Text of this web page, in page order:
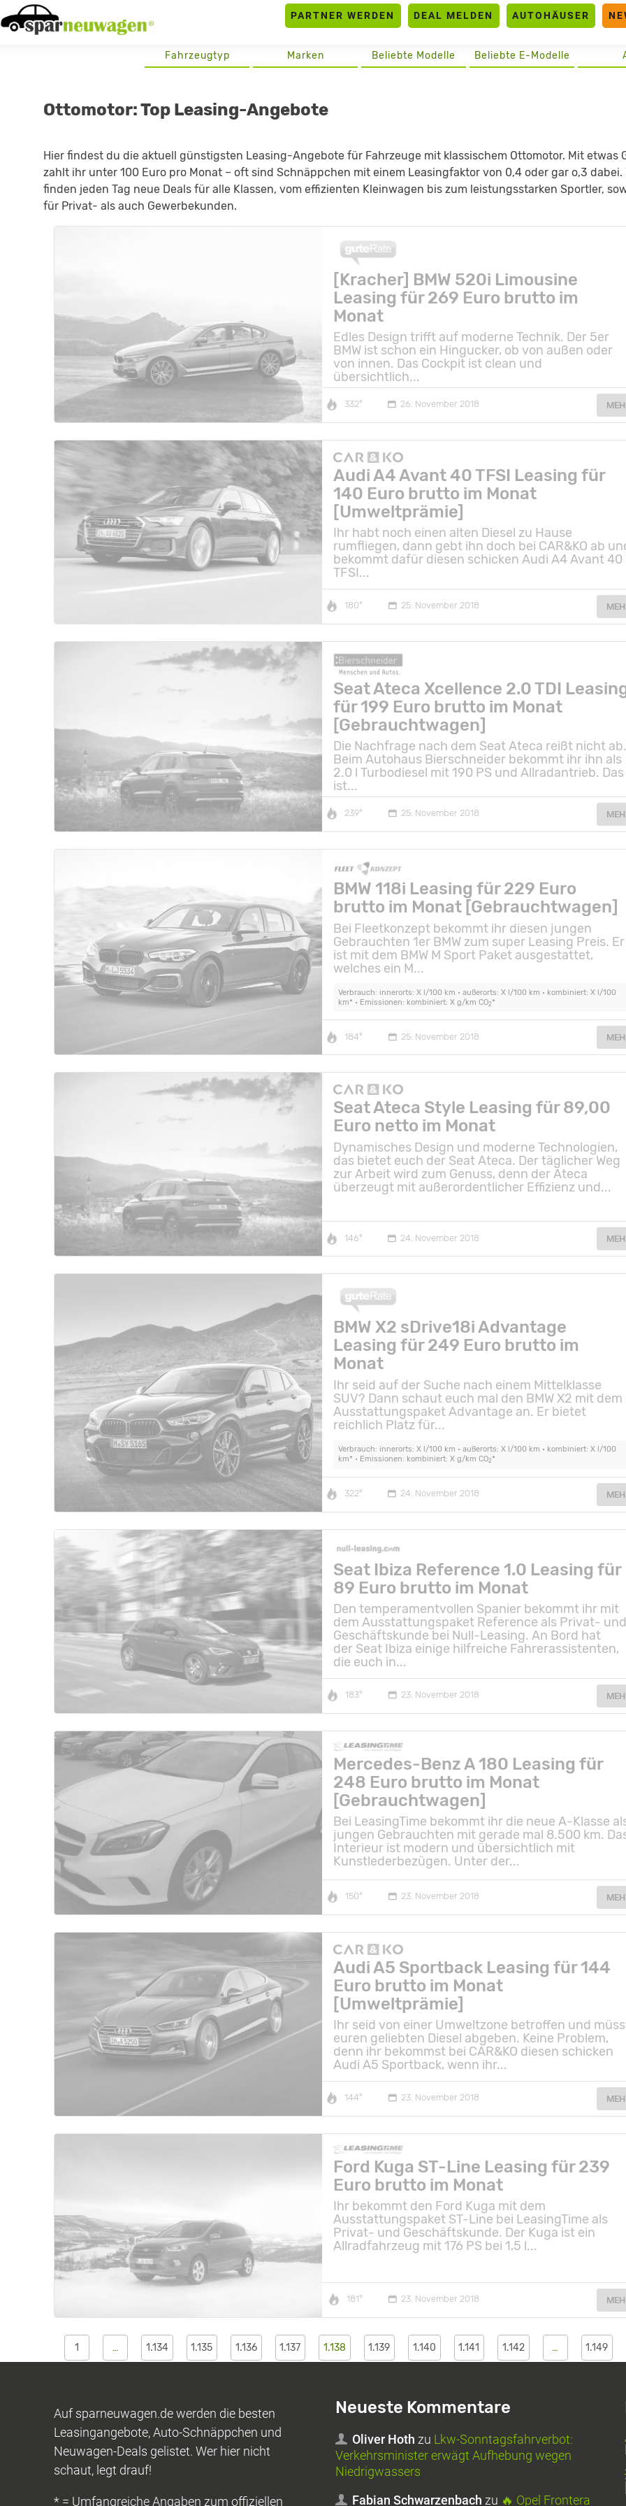
Skip
to
PARTNER WERDEN DEAL MELDEN AUTOHÄUSER
Beliebte E-Modelle
Beliebte Modelle
Marken
Fahrzeugtyp
Ottomotor: Top Leasing-Angebote
Hier findest du die aktuell günstigsten Leasing-Angebote für Fahrzeuge mit klassischem Ottomotor. Mit etwas
zahlt ihr unter 100 Euro pro Monat – oft sind Schnäppchen mit einem Leasingfaktor von 0,4 oder gar o,3 dabei.
finden jeden Tag neue Deals für alle Klassen, vom effizienten Kleinwagen bis zum leistungsstarken Sportler,
für Privat- als auch Gewerbekunden.
[Kracher] BMW 520i Limousine
Leasing für 269 Euro brutto im
Monat
Edles Design trifft auf moderne Technik. Der 5er
BMW ist schon ein Hingucker, ob von außen oder
von innen. Das Cockpit ist clean und
übersichtlich...
332° 26. November 2018
Audi A4 Avant 40 TFSI Leasing für
140 Euro brutto im Monat
[Umweltprämie]
Ihr habt noch einen alten Diesel zu Hause
rumfliegen, dann gebt ihn doch bei CAR&KO ab
bekommt dafür diesen schicken Audi A4 Avant 40
TFSI...
180° 25. November 2018
Seat Ateca Xcellence 2.0 TDI
für 199 Euro brutto im Monat
[Gebrauchtwagen]
Die Nachfrage nach dem Seat Ateca reißt nicht
Beim Autohaus Bierschneider bekommt ihr ihn als
2.0 l Turbodiesel mit 190 PS und Allradantrieb. Das
ist...
239° 25. November 2018
BMW 118i Leasing für 229 Euro
brutto im Monat [Gebrauchtwagen]
Bei Fleetkonzept bekommt ihr diesen jungen
Gebrauchten 1er BMW zum super Leasing Preis. Er
ist mit dem BMW M Sport Paket ausgestattet,
welches ein M...
Verbrauch: innerorts: X l/100 km • außerorts: X l/100 km • kombiniert: X l/100
km* • Emissionen: kombiniert: X g/km CO2*
184° 25. November 2018
Seat Ateca Style Leasing für 89,00
Euro netto im Monat
Dynamisches Design und moderne Technologien,
das bietet euch der Seat Ateca. Der täglicher Weg
zur Arbeit wird zum Genuss, denn der Ateca
überzeugt mit außerordentlicher Effizienz und...
146° 24. November 2018
BMW X2 sDrive18i Advantage
Leasing für 249 Euro brutto im
Monat
Ihr seid auf der Suche nach einem Mittelklasse
SUV? Dann schaut euch mal den BMW X2 mit dem
Ausstattungspaket Advantage an. Er bietet
reichlich Platz für...
Verbrauch: innerorts: X l/100 km • außerorts: X l/100 km • kombiniert: X l/100
km* • Emissionen: kombiniert: X g/km CO2*
322° 24. November 2018
Seat Ibiza Reference 1.0 Leasing für
89 Euro brutto im Monat
Den temperamentvollen Spanier bekommt ihr mit
dem Ausstattungspaket Reference als Privat-
Geschäftskunde bei Null-Leasing. An Bord hat
der Seat Ibiza einige hilfreiche Fahrerassistenten,
die euch in...
183° 23. November 2018
Mercedes-Benz A 180 Leasing für
248 Euro brutto im Monat
[Gebrauchtwagen]
Bei LeasingTime bekommt ihr die neue A-Klasse
jungen Gebrauchten mit gerade mal 8.500 km.
Interieur ist modern und übersichtlich mit
Kunstlederbezügen. Unter der...
150° 23. November 2018
Audi A5 Sportback Leasing für 144
Euro brutto im Monat
[Umweltprämie]
Ihr seid von einer Umweltzone betroffen und
euren geliebten Diesel abgeben. Keine Problem,
denn ihr bekommst bei CAR&KO diesen schicken
Audi A5 Sportback, wenn ihr...
144° 23. November 2018
Ford Kuga ST-Line Leasing für 239
Euro brutto im Monat
Ihr bekommt den Ford Kuga mit dem
Ausstattungspaket ST-Line bei LeasingTime als
Privat- und Geschäftskunde. Der Kuga ist ein
Allradfahrzeug mit 176 PS bei 1,5 l...
181° 23. November 2018
1 … 1.134 1.135 1.136 1.137 1.138 1.139 1.140 1.141 1.142 … 1.149
Auf sparneuwagen.de werden die besten
Leasingangebote, Auto-Schnäppchen und
Neuwagen-Deals gelistet. Wer hier nicht
schaut, legt drauf!
* = Umfangreiche Angaben zum offiziellen
Neueste Kommentare
Oliver Hoth zu Lkw-Sonntagsfahrverbot:
Verkehrsminister erwägt Aufhebung wegen
Niedrigwassers
Fabian Schwarzenbach zu 🔥 Opel Frontera